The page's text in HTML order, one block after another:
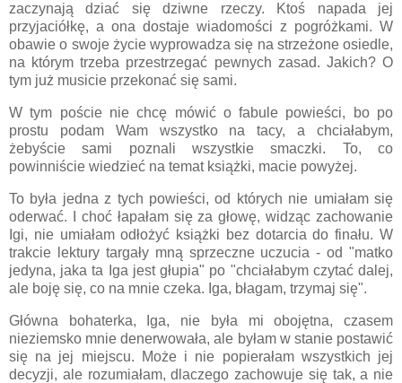
zaczynają dziać się dziwne rzeczy. Ktoś napada jej
przyjaciółkę, a ona dostaje wiadomości z pogróżkami. W
obawie o swoje życie wyprowadza się na strzeżone osiedle,
na którym trzeba przestrzegać pewnych zasad. Jakich? O
tym już musicie przekonać się sami.
W tym poście nie chcę mówić o fabule powieści, bo po
prostu podam Wam wszystko na tacy, a chciałabym,
żebyście sami poznali wszystkie smaczki. To, co
powinniście wiedzieć na temat książki, macie powyżej.
To była jedna z tych powieści, od których nie umiałam się
oderwać. I choć łapałam się za głowę, widząc zachowanie
Igi, nie umiałam odłożyć książki bez dotarcia do finału. W
trakcie lektury targały mną sprzeczne uczucia - od "matko
jedyna, jaka ta Iga jest głupia" po "chciałabym czytać dalej,
ale boję się, co na mnie czeka. Iga, błagam, trzymaj się".
Główna bohaterka, Iga, nie była mi obojętna, czasem
nieziemsko mnie denerwowała, ale byłam w stanie postawić
się na jej miejscu. Może i nie popierałam wszystkich jej
decyzji, ale rozumiałam, dlaczego zachowuje się tak, a nie